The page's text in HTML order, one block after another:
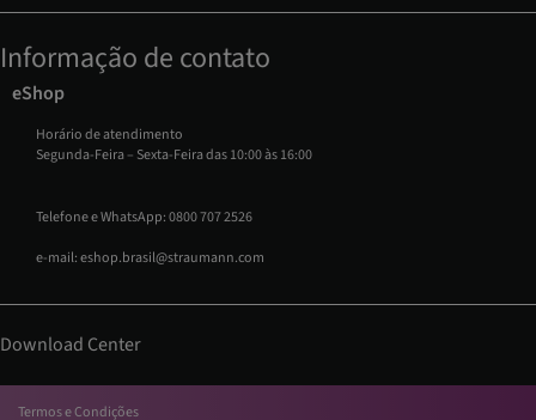
Informação de contato
eShop
Horário de atendimento
Segunda-Feira – Sexta-Feira das 10:00 às 16:00
Telefone e WhatsApp:0800 707 2526
e-mail:eshop.brasil@straumann.com
Download Center
Termos e Condições